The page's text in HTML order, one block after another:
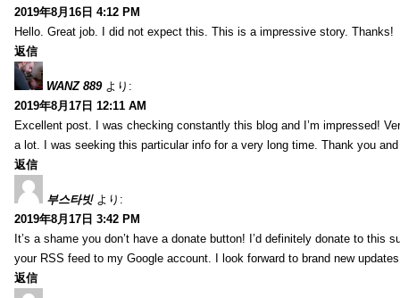
2019年8月16日 4:12 PM
Hello. Great job. I did not expect this. This is a impressive story. Thanks!
返信
WANZ 889 より:
2019年8月17日 12:11 AM
Excellent post. I was checking constantly this blog and I’m impressed!
a lot. I was seeking this particular info for a very long time. Thank you
返信
부스타빗 より:
2019年8月17日 3:42 PM
It’s a shame you don’t have a donate button! I’d definitely donate to this
your RSS feed to my Google account. I look forward to brand new
返信